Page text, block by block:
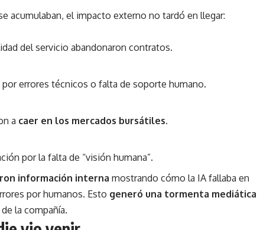
acumulaban, el impacto externo no tardó en llegar:
del servicio abandonaron contratos.
por errores técnicos o falta de soporte humano.
a caer en los mercados bursátiles.
por la falta de “visión humana”.
información interna mostrando cómo la IA fallaba en
por humanos. Esto generó una tormenta mediática
la compañía.